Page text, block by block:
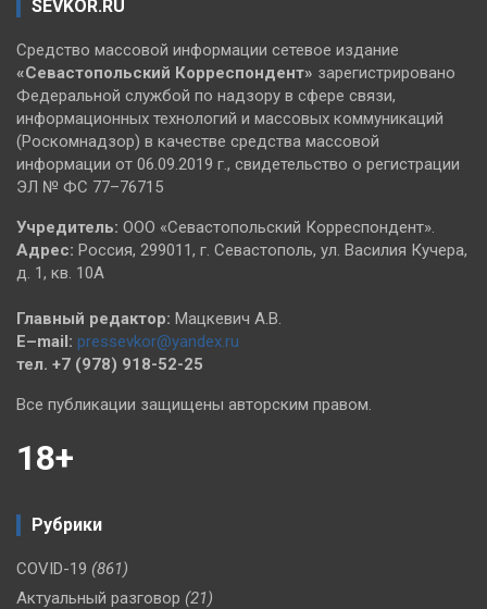
SEVKOR.RU
Средство массовой информации сетевое издание
«Севастопольский Корреспондент» зарегистрировано
Федеральной службой по надзору в сфере связи,
информационных технологий и массовых коммуникаций
(Роскомнадзор) в качестве средства массовой
информации от 06.09.2019 г., свидетельство о регистрации
ЭЛ № ФС 77–76715
Учредитель: ООО «Севастопольский Корреспондент».
Адрес: Россия, 299011, г. Севастополь, ул. Василия Кучера,
д. 1, кв. 10А
Главный редактор: Мацкевич А.В.
E–mail: pressevkor@yandex.ru
тел. +7 (978) 918-52-25
Все публикации защищены авторским правом.
18+
Рубрики
COVID-19 (861)
Актуальный разговор (21)